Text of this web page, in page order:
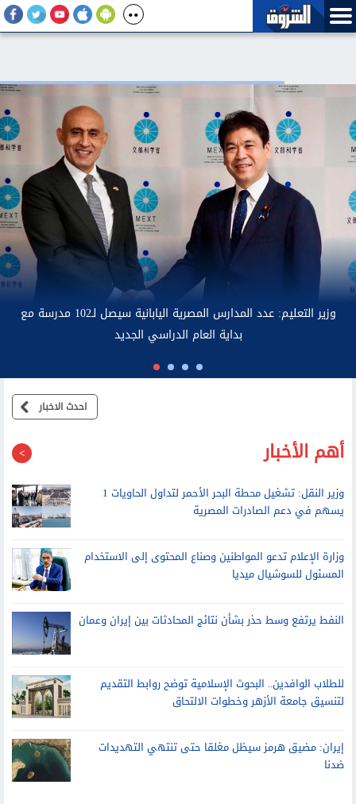
بمواصلة التعاون والتنسيق مع اليونسكو في
احدث الاخبار
أهم الأخبار
يسهم في دعم الصادرات المصرية
وزارة الإعلام تدعو المواطنين وصناع المحتوى إلى الاستخدام
المسئول للسوشيال ميديا
النفط يرتفع وسط حذر بشأن نتائج المحادثات بين إيران وعمان
للطلاب الوافدين.. البحوث الإسلامية توضح روابط التقديم
لتنسيق جامعة الأزهر وخطوات الالتحاق
إيران: مضيق هرمز سيظل مغلقا حتى تنتهي التهديدات